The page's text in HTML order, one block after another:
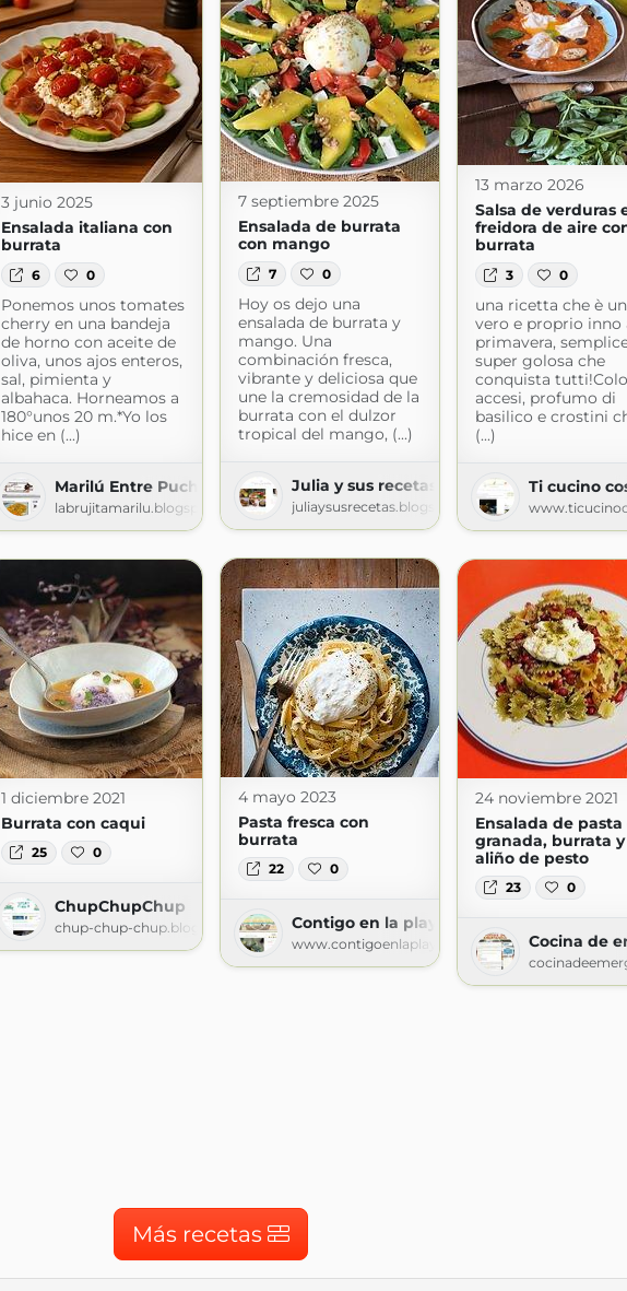
13 marzo 2026
Salsa de verduras
freidora de aire
burrata
3 0
una ricetta che è un
vero e proprio inno
primavera,
super golosa che
conquista
accesi, profumo di
basilico e crostini
(...)
Ti cucino
7 septiembre 2025
Ensalada de burrata
con mango
7 0
Hoy os dejo una
ensalada de burrata y
mango. Una
combinación fresca,
vibrante y deliciosa que
une la cremosidad de la
burrata con el dulzor
tropical del mango, (...)
Julia y sus recetas
juliaysusrecetas.blogspot.com
3 junio 2025
Ensalada italiana con
burrata
6 0
Ponemos unos tomates
cherry en una bandeja
de horno con aceite de
oliva, unos ajos enteros,
sal, pimienta y
albahaca. Horneamos a
180°unos 20 m.*Yo los
hice en (...)
Marilú Entre Pucheros
labrujitamarilu.blogspot.com
4 mayo 2023
Pasta fresca con
burrata
22 0
Contigo en la playa!
www.contigoenlaplaya.com
1 diciembre 2021
Burrata con caqui
25 0
ChupChupChup
chup-chup-chup.blogspot.com
24 noviembre 2021
Ensalada de pasta
granada, burrata y
aliño de pesto
23 0
Cocina de
Más recetas